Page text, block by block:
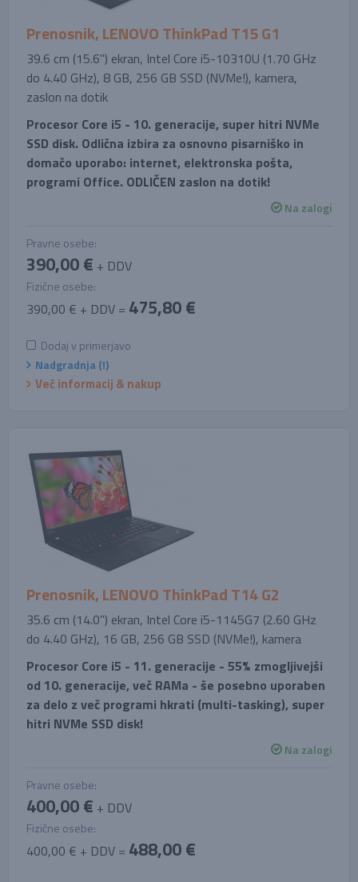
Prenosnik, LENOVO ThinkPad T15 G1
39.6 cm (15.6'') ekran, Intel Core i5-10310U (1.70 GHz
do 4.40 GHz), 8 GB, 256 GB SSD (NVMe!), kamera,
zaslon na dotik
Procesor Core i5 - 10. generacije, super hitri NVMe
SSD disk. Odlična izbira za osnovno pisarniško in
domačo uporabo: internet, elektronska pošta,
programi Office. ODLIČEN zaslon na dotik!
Na zalogi
Pravne osebe:
390,00 € + DDV
Fizične osebe:
390,00 € + DDV = 475,80 €
Dodaj v primerjavo
Nadgradnja (!)
Več informacij & nakup
Prenosnik, LENOVO ThinkPad T14 G2
35.6 cm (14.0'') ekran, Intel Core i5-1145G7 (2.60 GHz
do 4.40 GHz), 16 GB, 256 GB SSD (NVMe!), kamera
Procesor Core i5 - 11. generacije - 55% zmogljivejši
od 10. generacije, več RAMa - še posebno uporaben
za delo z več programi hkrati (multi-tasking), super
hitri NVMe SSD disk!
Na zalogi
Pravne osebe:
400,00 € + DDV
Fizične osebe:
400,00 € + DDV = 488,00 €